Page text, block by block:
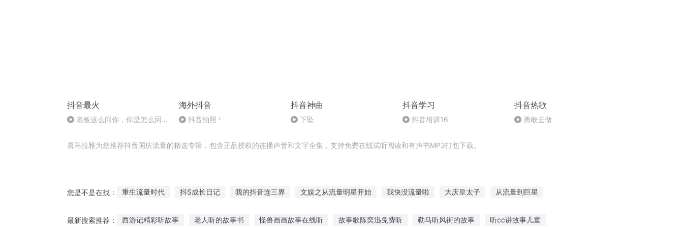
抖音最火
老板这么问你，你是怎么回答
海外抖音
抖音拍照丶
抖音神曲
下坠
抖音学习
抖音培训16
抖音热歌
勇敢去做
喜马拉雅为您推荐抖音国庆流量的精选专辑，包含正品授权的连播声音和文字全集，支持免费在线试听阅读和有声书MP3打包下载。
您是不是在找： 重生流量时代 抖S成长日记 我的抖音连三界 文娱之从流量明星开始 我快没流量啦 大庆皇太子 从流量到巨星
最新搜索推荐： 西游记精彩听故事 老人听的故事书 怪兽画画故事在线听 故事歌陈奕迅免费听 勒马听风街的故事 听cc讲故事儿童